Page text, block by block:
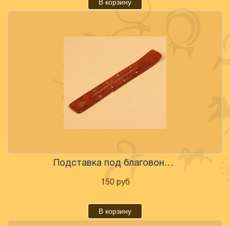
В корзину
Подставка под благовония "Будда" дерево
150 руб
В корзину